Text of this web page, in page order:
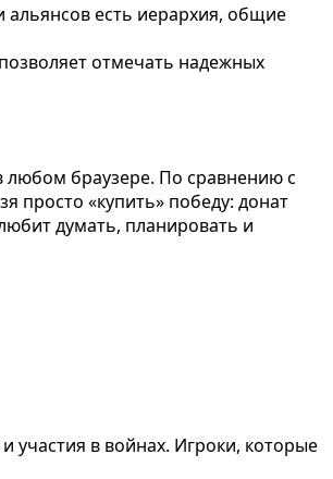
есть иерархия, общие
отмечать надежных
любом браузере. По сравнению с
просто «купить» победу: донат
думать, планировать и
участия в войнах. Игроки, которые